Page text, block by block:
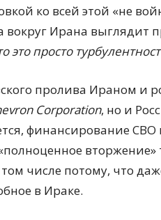
ко всей этой «не
Ирана выглядит
просто
пролива Ираном и
Corporation, но и
финансирование
вторжение»
числе потому, что
в Ираке.